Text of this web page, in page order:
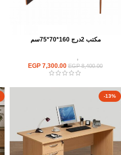
مكتب 2درج 160*70*75سم
مكاتب,
EGP8,400.00
EGP 7,300.00
-13%